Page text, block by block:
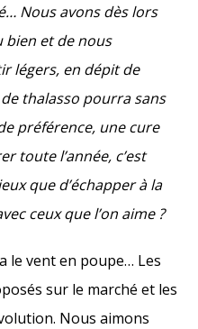
Nous avons dès lors
bien et de nous
légers, en dépit de
thalasso pourra sans
préférence, une cure
toute l’année, c’est
que d’échapper à la
ceux que l’on aime ?
le vent en poupe… Les
sur le marché et les
Nous aimons